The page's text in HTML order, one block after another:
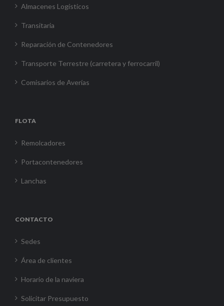
Almacenes Logísticos
Transitaria
Reparación de Contenedores
Transporte Terrestre (carretera y ferrocarril)
Comisarios de Averías
FLOTA
Remolcadores
Portacontenedores
Lanchas
CONTACTO
Sedes
Área de clientes
Horario de la naviera
Solicitar Presupuesto